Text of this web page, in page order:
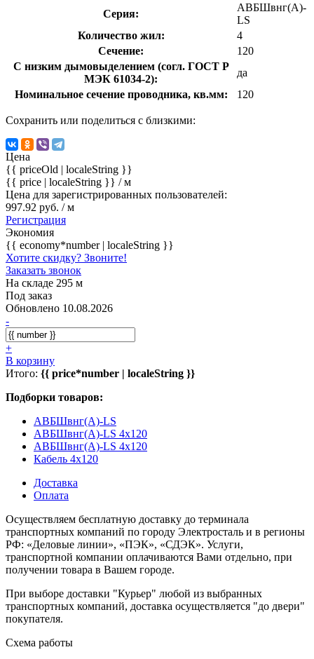
Серия:
АВБШвнг(А)-
LS
Количество жил:
4
Сечение:
120
С низким дымовыделением (согл. ГОСТ Р
МЭК 61034-2):
да
Номинальное сечение проводника, кв.мм:
120
Сохранить или поделиться с близкими:
Цена
{{ priceOld | localeString }}
{{ price | localeString }} / м
Цена для зарегистрированных пользователей:
997.92 руб. / м
Регистрация
Экономия
{{ economy*number | localeString }}
Хотите скидку? Звоните!
Заказать звонок
На складе 295 м
Под заказ
Обновлено 10.08.2026
-
+
В корзину
Итого: {{ price*number | localeString }}
Подборки товаров:
АВБШвнг(А)-LS
АВБШвнг(А)-LS 4x120
АВБШвнг(A)-LS 4x120
Кабель 4x120
Доставка
Оплата
Осуществляем бесплатную доставку до терминала
транспортных компаний по городу Электросталь и в регионы
РФ: «Деловые линии», «ПЭК», «СДЭК». Услуги,
транспортной компании оплачиваются Вами отдельно, при
получении товара в Вашем городе.
При выборе доставки "Курьер" любой из выбранных
транспортных компаний, доставка осуществляется "до двери"
покупателя.
Схема работы